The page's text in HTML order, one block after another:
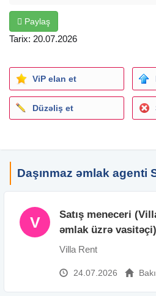
Paylaş
Tarix: 20.07.2026
ViP elan et
Düzəliş et
Daşınmaz əmlak agenti
V
Satış meneceri
əmlak üzrə vasitəçi)
Villa Rent
24.07.2026 Bakı